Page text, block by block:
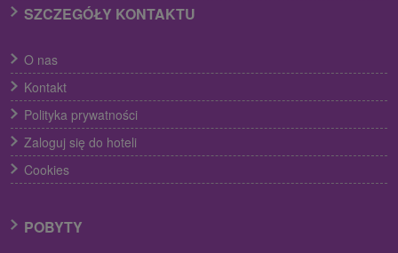
SZCZEGÓŁY KONTAKTU
O nas
Kontakt
Polityka prywatności
Zaloguj się do hoteli
Cookies
POBYTY